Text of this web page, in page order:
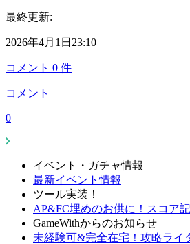
最終更新:
2026年4月1日23:10
コメント 0 件
コメント
0
イベント・ガチャ情報
最新イベント情報
ツール実装！
AP&FC埋めのお供に！スコア
GameWithからのお知らせ
未経験可&完全在宅！攻略ライ